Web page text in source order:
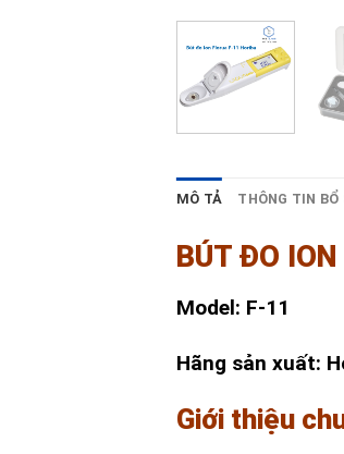
MÔ TẢ THÔNG TIN BỔ
BÚT ĐO
Model: F-11
Hãng sản xuất:
Giới thiệu